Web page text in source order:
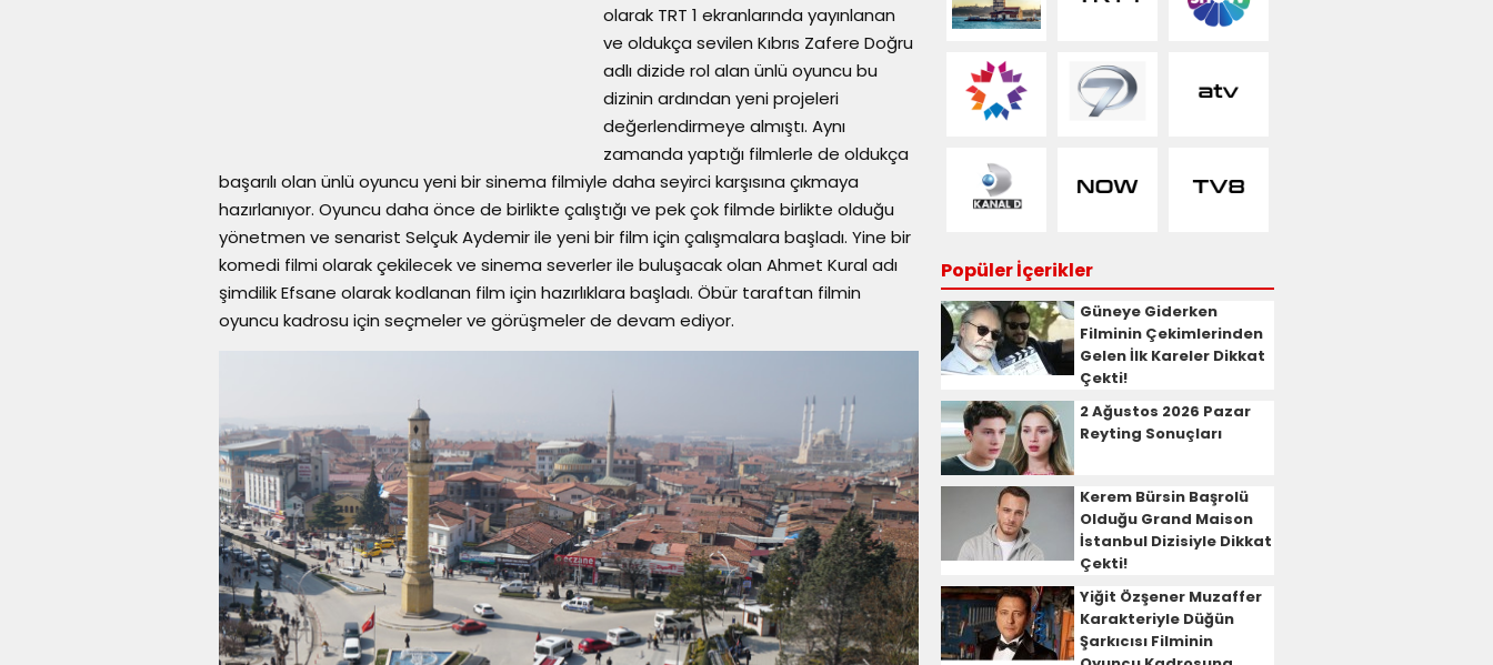
olarak TRT 1 ekranlarında yayınlanan
ve oldukça sevilen Kıbrıs Zafere Doğru
adlı dizide rol alan ünlü oyuncu bu
dizinin ardından yeni projeleri
değerlendirmeye almıştı. Aynı
zamanda yaptığı filmlerle de oldukça
başarılı olan ünlü oyuncu yeni bir sinema filmiyle daha seyirci karşısına çıkmaya
hazırlanıyor. Oyuncu daha önce de birlikte çalıştığı ve pek çok filmde birlikte olduğu
yönetmen ve senarist Selçuk Aydemir ile yeni bir film için çalışmalara başladı. Yine bir
komedi filmi olarak çekilecek ve sinema severler ile buluşacak olan Ahmet Kural adı
şimdilik Efsane olarak kodlanan film için hazırlıklara başladı. Öbür taraftan filmin
oyuncu kadrosu için seçmeler ve görüşmeler de devam ediyor.
Popüler İçerikler
Güneye Giderken
Filminin Çekimlerinden
Gelen İlk Kareler Dikkat
Çekti!
2 Ağustos 2026 Pazar
Reyting Sonuçları
Kerem Bürsin Başrolü
Olduğu Grand Maison
İstanbul Dizisiyle Dikkat
Çekti!
Yiğit Özşener Muzaffer
Karakteriyle Düğün
Şarkıcısı Filminin